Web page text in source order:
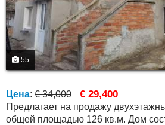
55
Цена: € 34,000 € 29,400
Предлагает на продажу
общей площадью 126 кв.м. Дом состоит из двух этажей